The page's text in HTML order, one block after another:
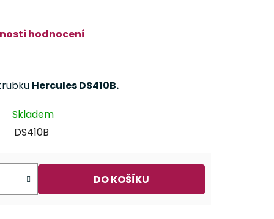
hodnocení
Hercules DS410B.
Skladem
DS410B
DO KOŠÍKU